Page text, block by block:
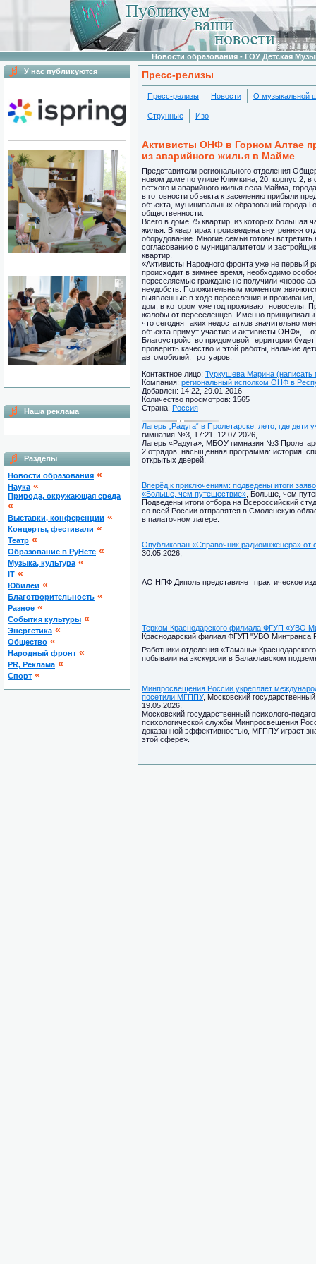
Новости образования - ГОУ Детская
У нас публикуются
Наша реклама
Разделы
Новости образования «
Наука «
Природа, окружающая среда
«
Выставки, конференции «
Концерты, фестивали «
Театр «
Образование в РуНете «
Музыка, культура «
IT «
Юбилеи «
Благотворительность «
Разное «
Cобытия культуры «
Энергетика «
Общество «
Народный фронт «
PR, Реклама «
Спорт «
Пресс-релизы
Пресс-релизы Новости О музыкальной
Струнные Изо
Активисты ОНФ в Горном Алтае
из аварийного жилья в Майме
Представители регионального отделения
новом доме по улице Климкина, 20, корпус 2,
ветхого и аварийного жилья села Майма,
в готовности объекта к заселению прибыли
объекта, муниципальных образований города
общественности.
Всего в доме 75 квартир, из которых большая
жилья. В квартирах произведена внутренняя
оборудование. Многие семьи готовы
согласованию с муниципалитетом и
квартир.
«Активисты Народного фронта уже не первый
происходит в зимнее время, необходимо
переселяемые граждане не получили «новое
неудобств. Положительным моментом
выявленные в ходе переселения и
дом, в котором уже год проживают новоселы.
жалобы от переселенцев. Именно
что сегодня таких недостатков значительно
объекта примут участие и активисты ОНФ», –
Благоустройство придомовой территории
проверить качество и этой работы, наличие
автомобилей, тротуаров.
Контактное лицо: Туркушева Марина (написать
Компания: региональный исполком ОНФ в
Добавлен: 14:22, 29.01.2016
Количество просмотров: 1565
Страна: Россия
Лагерь „Радуга“ в Пролетарске: лето, где
гимназия №3, 17:21, 12.07.2026,
Лагерь «Радуга», МБОУ гимназия №3
2 отрядов, насыщенная программа: история,
открытых дверей.
Вперёд к приключениям: подведены итоги
«Больше, чем путешествие» , Больше, чем
Подведены итоги отбора на Всероссийский
со всей России отправятся в Смоленскую
в палаточном лагере.
Опубликован «Справочник радиоинженера»
30.05.2026,
АО НПФ Диполь представляет практическое
Терком Краснодарского филиала ФГУП «УВО
Краснодарский филиал ФГУП "УВО Минтранса
Работники отделения «Тамань»
побывали на экскурсии в Балаклавском
Минпросвещения России укрепляет
посетили МГППУ, Московский
19.05.2026,
Московский государственный психолого-
психологической службы Минпросвещения
доказанной эффективностью, МГППУ играет
этой сфере».